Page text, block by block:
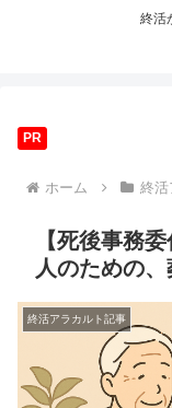
終活
PR
ホーム 終活
【死後事務
人のための
終活アラカルト記事